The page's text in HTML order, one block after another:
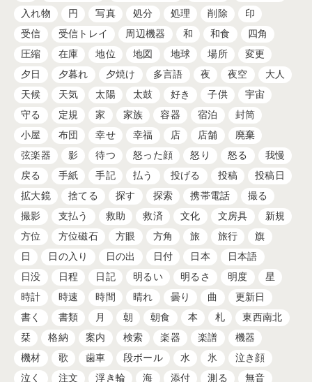
入れ物
円 写真 処分 処理 削除
印
受信
受信トレイ 周辺機器 和 和食
四角
圧縮
在庫 地位 地図 地球 場所
変更
夕日
夕暮れ 夕焼け 多言語 夜 夜空
大人
天候
天気 太陽 太鼓 好き 子供
宇宙
守る
定規 家 家族 容器 宿泊
封筒
小屋
布団 幸せ 幸福 店 店舗
廃棄
弦楽器
影 待つ 怒った顔 怒り 怒る
我慢
戻る
手紙 手記 払う 投げる 投稿
投稿日
拡大鏡
捨てる 探す 探索 携帯電話
撮る
撮影
支払う 救助 救済 文化 文房具
新規
方位
方位磁石 方眼 方角 旅 旅行
旗
日
日の入り 日の出 日付 日本
日本語
日没
日程 日記 明るい 明るさ 明度
星
時計
時速 時間 晴れ 曇り 曲
更新日
書く
書類 月 朝 朝食 本 札
東西南北
栞
格納 案内 検索 楽器 楽譜
機器
機材
歌 歯車 段ボール 水 氷
泣き顔
泣く
注文 浮き輪 海 添付 測る
無音